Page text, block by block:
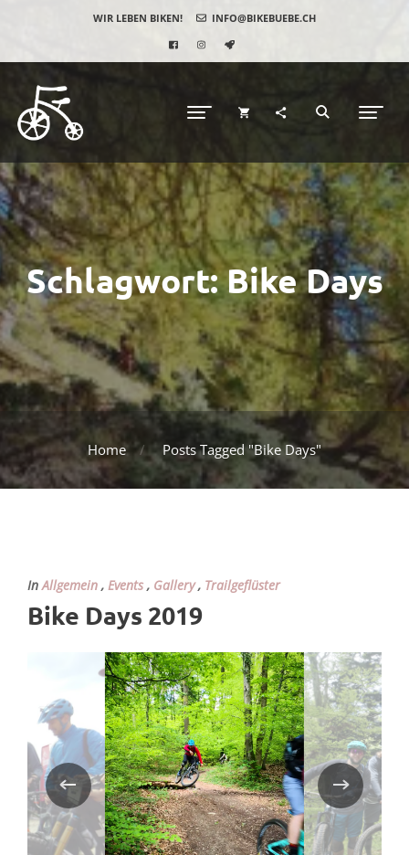
WIR LEBEN BIKEN! INFO@BIKEBUEBE.CH
Schlagwort:Bike Days
Home Posts Tagged "Bike Days"
InAllgemein , Events , Gallery, Trailgeflüster
Bike Days 2019